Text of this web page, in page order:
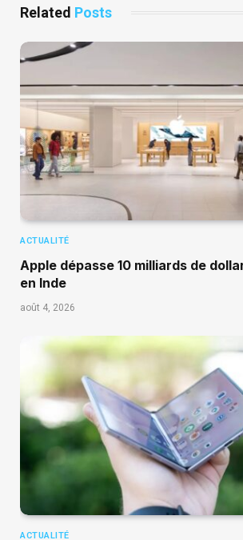
Related Posts
ACTUALITÉ
Apple dépasse 10 milliards de
en Inde
août 4, 2026
ACTUALITÉ